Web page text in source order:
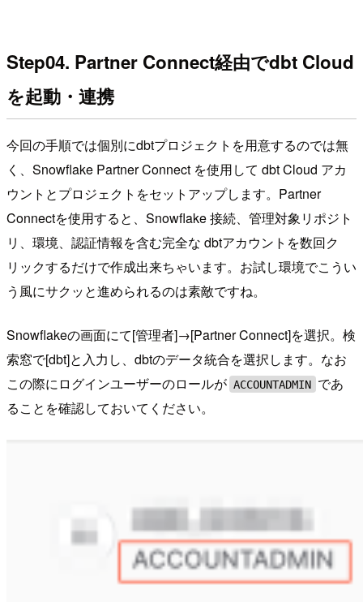
Step04. Partner Connect経由でdbt Cloud
を起動・連携
今回の手順では個別にdbtプロジェクトを用意するのでは無
く、Snowflake Partner Connect を使用して dbt Cloud アカ
ウントとプロジェクトをセットアップします。Partner
Connectを使用すると、Snowflake 接続、管理対象リポジト
リ、環境、認証情報を含む完全な dbtアカウントを数回ク
リックするだけで作成出来ちゃいます。お試し環境でこうい
う風にサクッと進められるのは素敵ですね。
Snowflakeの画面にて[管理者]→[Partner Connect]を選択。検
索窓で[dbt]と入力し、dbtのデータ統合を選択します。なお
この際にログインユーザーのロールが ACCOUNTADMIN であ
ることを確認しておいてください。